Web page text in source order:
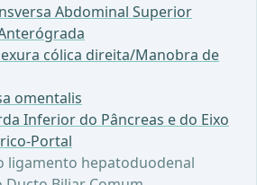
Abdominal Superior
cólica direita/Manobra de
omentalis
Inferior do Pâncreas e do Eixo
Portal
ligamento hepatoduodenal